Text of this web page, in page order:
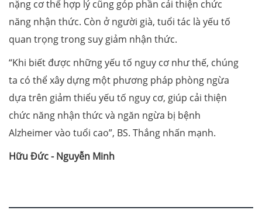
nặng cơ thể hợp lý cũng góp phần cải thiện chức
năng nhận thức. Còn ở người già, tuổi tác là yếu tố
quan trọng trong suy giảm nhận thức.
“Khi biết được những yếu tố nguy cơ như thế, chúng
ta có thể xây dựng một phương pháp phòng ngừa
dựa trên giảm thiểu yếu tố nguy cơ, giúp cải thiện
chức năng nhận thức và ngăn ngừa bị bệnh
Alzheimer vào tuổi cao”, BS. Thắng nhấn mạnh.
Hữu Đức - Nguyễn Minh